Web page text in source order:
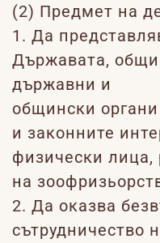
(2) Предмет на
1. Да
Държавата,
държавни и
общински
и законните
физически лица,
на
2. Да оказва
сътрудничество